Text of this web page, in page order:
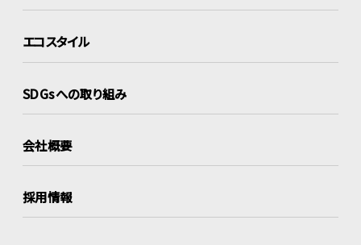
エコスタイル
SDGsへの取り組み
会社概要
採用情報